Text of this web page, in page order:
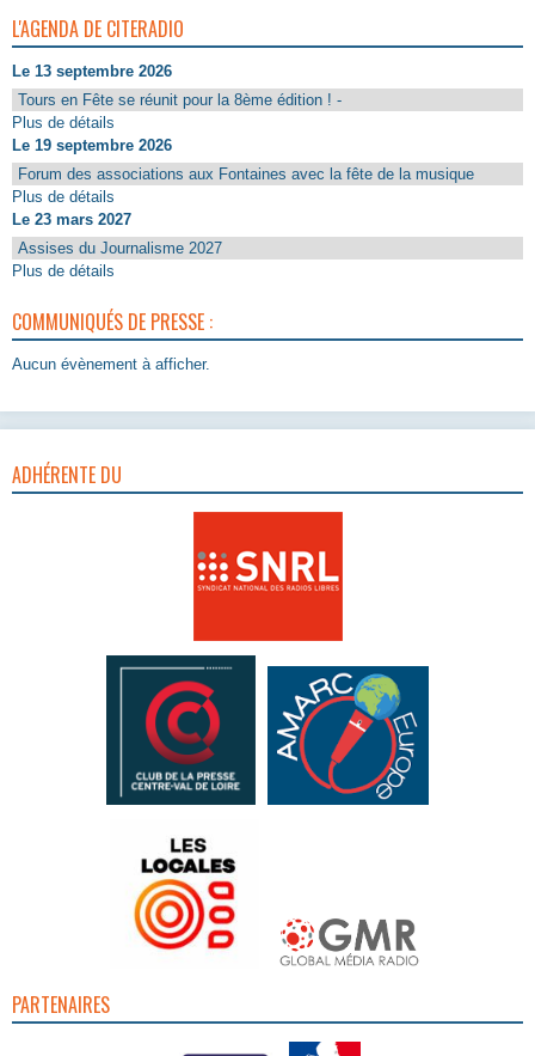
L'AGENDA DE CITERADIO
Le 13 septembre 2026
Tours en Fête se réunit pour la 8ème édition ! -
Plus de détails
Le 19 septembre 2026
Forum des associations aux Fontaines avec la fête de la musique
Plus de détails
Le 23 mars 2027
Assises du Journalisme 2027
Plus de détails
COMMUNIQUÉS DE PRESSE :
Aucun évènement à afficher.
ADHÉRENTE DU
PARTENAIRES